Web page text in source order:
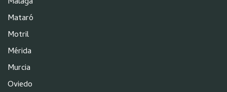
Mataró
Motril
Mérida
Murcia
Oviedo